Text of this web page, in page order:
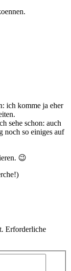
ich komme ja eher
sehe schon: auch
noch so einiges auf
😉
Erforderliche